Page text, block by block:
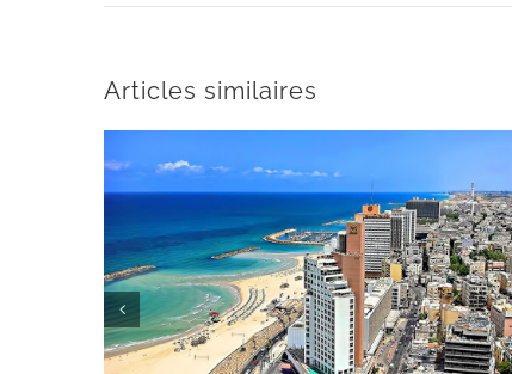
Articles similaires